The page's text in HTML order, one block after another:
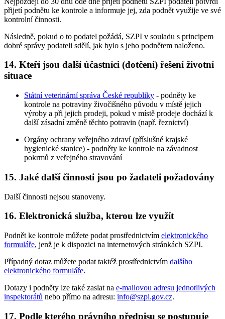
přijetí podnětu ke kontrole a informuje jej, zda podnět využije ve své
kontrolní činnosti.
Následně, pokud o to podatel požádá, SZPI v souladu s principem
dobré správy podateli sdělí, jak bylo s jeho podnětem naloženo.
14. Kteří jsou další účastníci (dotčení) řešení životní
situace
Státní veterinární správa České republiky - podněty ke
kontrole na potraviny živočišného původu v místě jejich
výroby a při jejich prodeji, pokud v místě prodeje dochází k
další zásadní změně těchto potravin (např. řeznictví)
Orgány ochrany veřejného zdraví (příslušné krajské
hygienické stanice) - podněty ke kontrole na závadnost
pokrmů z veřejného stravování
15. Jaké další činnosti jsou po žadateli požadovány
Další činnosti nejsou stanoveny.
16. Elektronická služba, kterou lze využít
Podnět ke kontrole můžete podat prostřednictvím elektronického
formuláře, jenž je k dispozici na internetových stránkách SZPI.
Případný dotaz můžete podat taktéž prostřednictvím dalšího
elektronického formuláře.
Dotazy i podněty lze také zaslat na e-mailovou adresu jednotlivých
inspektorátů nebo přímo na adresu: info@szpi.gov.cz.
17. Podle kterého právního předpisu se postupuje